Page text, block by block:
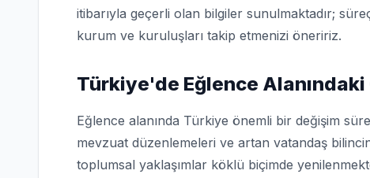
itibarıyla geçerli olan bilgiler sunulmaktadır;
kurum ve kuruluşları takip etmenizi öneririz.
Türkiye'de Eğlence
Eğlence alanında Türkiye önemli bir değişim
mevzuat düzenlemeleri ve artan vatandaş
toplumsal yaklaşımlar köklü biçimde